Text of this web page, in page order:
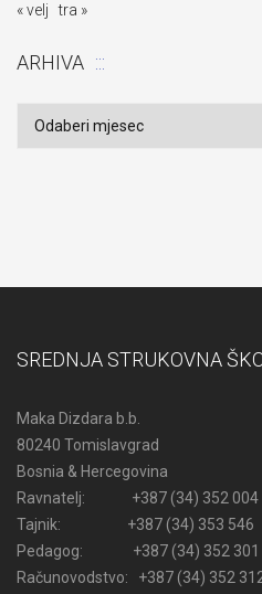
« velj tra »
ARHIVA
Arhiva
SREDNJA STRUKOVNA
Maka Dizdara b.b.
80240 Tomislavgrad
Bosnia & Hercegovina
Ravnatelj: +387 (34) 352 004
Tajnik: +387 (34) 353 546
Pedagog: +387 (34) 352 301
Računovodstvo: +387 (34) 352